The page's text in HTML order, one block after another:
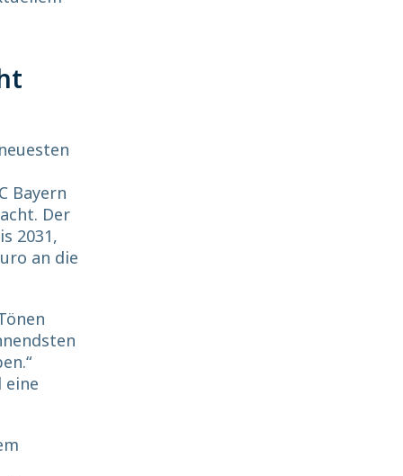
Bayern
Der
2031,
an die
eine